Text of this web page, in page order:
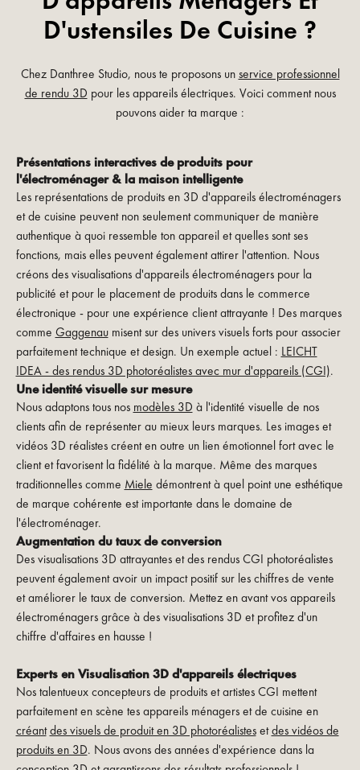
D'ustensiles De Cuisine ?
Chez Danthree Studio, nous te proposons un service professionnel
de rendu 3D pour les appareils électriques. Voici comment nous
pouvons aider ta marque :
Présentations interactives de produits pour
l'électroménager & la maison intelligente
Les représentations de produits en 3D d'appareils électroménagers
et de cuisine peuvent non seulement communiquer de manière
authentique à quoi ressemble ton appareil et quelles sont ses
fonctions, mais elles peuvent également attirer l'attention. Nous
créons des visualisations d'appareils électroménagers pour la
publicité et pour le placement de produits dans le commerce
électronique - pour une expérience client attrayante ! Des marques
comme Gaggenaumisent sur des univers visuels forts pour associer
parfaitement technique et design. Un exemple actuel : LEICHT
IDEA - des rendus 3D photoréalistes avec mur d'appareils (CGI).
Une identité visuelle sur mesure
Nous adaptons tous nos modèles 3D à l'identité visuelle de nos
clients afin de représenter au mieux leurs marques. Les images et
vidéos 3D réalistes créent en outre un lien émotionnel fort avec le
client et favorisent la fidélité à la marque. Même des marques
traditionnelles comme Miele démontrent à quel point une esthétique
de marque cohérente est importante dans le domaine de
l'électroménager.
Augmentation du taux de conversion
Des visualisations 3D attrayantes et des rendus CGI photoréalistes
peuvent également avoir un impact positif sur les chiffres de vente
et améliorer le taux de conversion. Mettez en avant vos appareils
électroménagers grâce à des visualisations 3D et profitez d'un
chiffre d'affaires en hausse !
Experts en Visualisation 3D d'appareils électriques
Nos talentueux concepteurs de produits et artistes CGI mettent
parfaitement en scène tes appareils ménagers et de cuisine en
créant des visuels de produit en 3D photoréalistesetdes vidéos de
produits en 3D. Nous avons des années d'expérience dans la